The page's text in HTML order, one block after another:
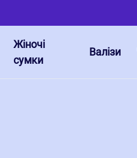
Жіночі
сумки
Валізи